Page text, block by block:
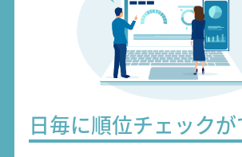
日毎に順位チェックが